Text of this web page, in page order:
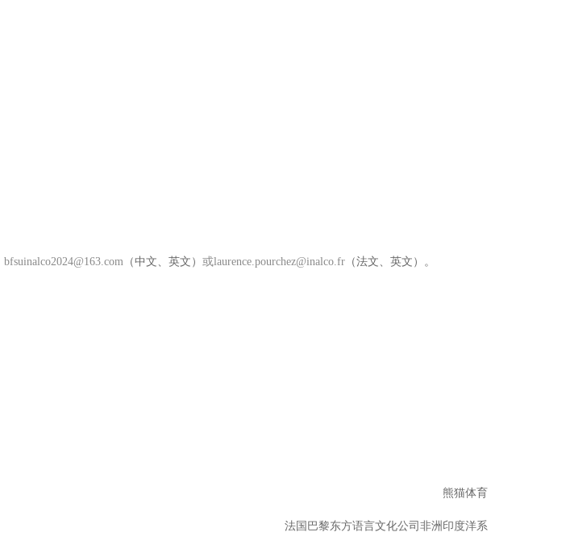
bfsuinalco2024@163.com （中文、英文） 或laurence.pourchez@inalco.fr （法文、英文）。
熊猫体育
法国巴黎东方语言文化公司非洲印度洋系